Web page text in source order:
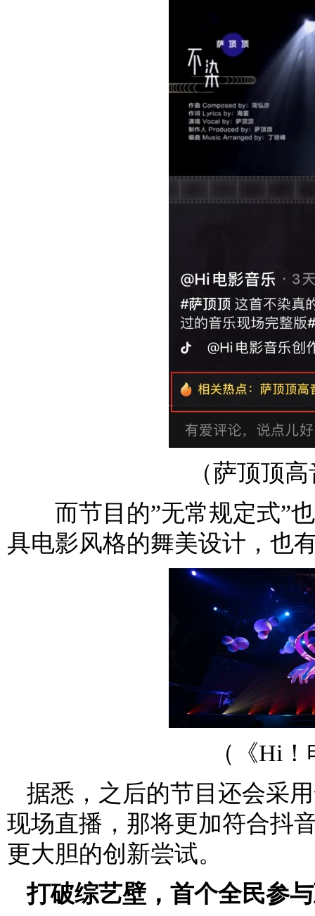
（萨顶顶
而节目的”无常规定式”也
具电影风格的舞美设计，也
（《Hi
据悉，之后的节目还会采
现场直播，那将更加符合抖
更大胆的创新尝试。
打破综艺壁，首个全民参